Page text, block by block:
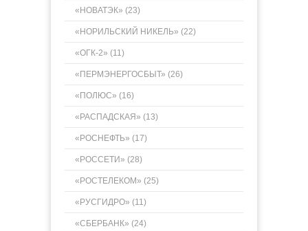
«НОВАТЭК» (23)
«НОРИЛЬСКИЙ НИКЕЛЬ» (22)
«ОГК-2» (11)
«ПЕРМЭНЕРГОСБЫТ» (26)
«ПОЛЮС» (16)
«РАСПАДСКАЯ» (13)
«РОСНЕФТЬ» (17)
«РОССЕТИ» (28)
«РОСТЕЛЕКОМ» (25)
«РУСГИДРО» (11)
«СБЕРБАНК» (24)